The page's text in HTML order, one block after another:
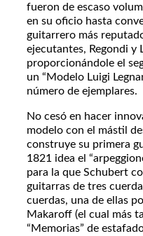
fueron de escaso
en su oficio hasta
guitarrero más
ejecutantes, Regondi y
proporcionándole el
un “Modelo Luigi
número de ejemplares.
No cesó en hacer
modelo con el mástil
construye su primera
1821 idea el
para la que Schubert
guitarras de tres
cuerdas, una de ellas
Makaroff (el cual más
“Memorias” de